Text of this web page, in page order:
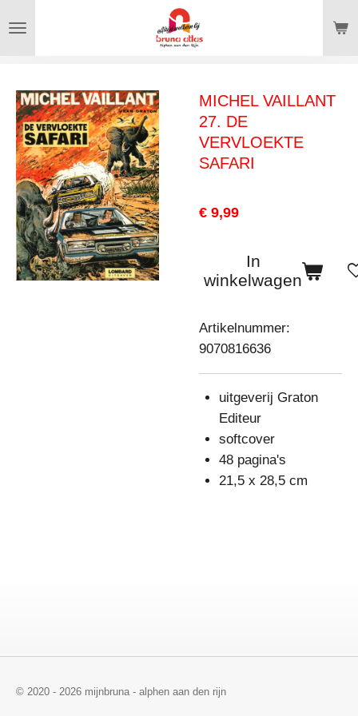
direct
hoofdinhoud
MICHEL VAILLANT
27. DE
VERVLOEKTE
SAFARI
€ 9,99
In
winkelwagen
Artikelnummer:
9070816636
uitgeverij Graton
Editeur
softcover
48 pagina's
21,5 x 28,5 cm
© 2020 - 2026 mijnbruna - alphen aan den rijn